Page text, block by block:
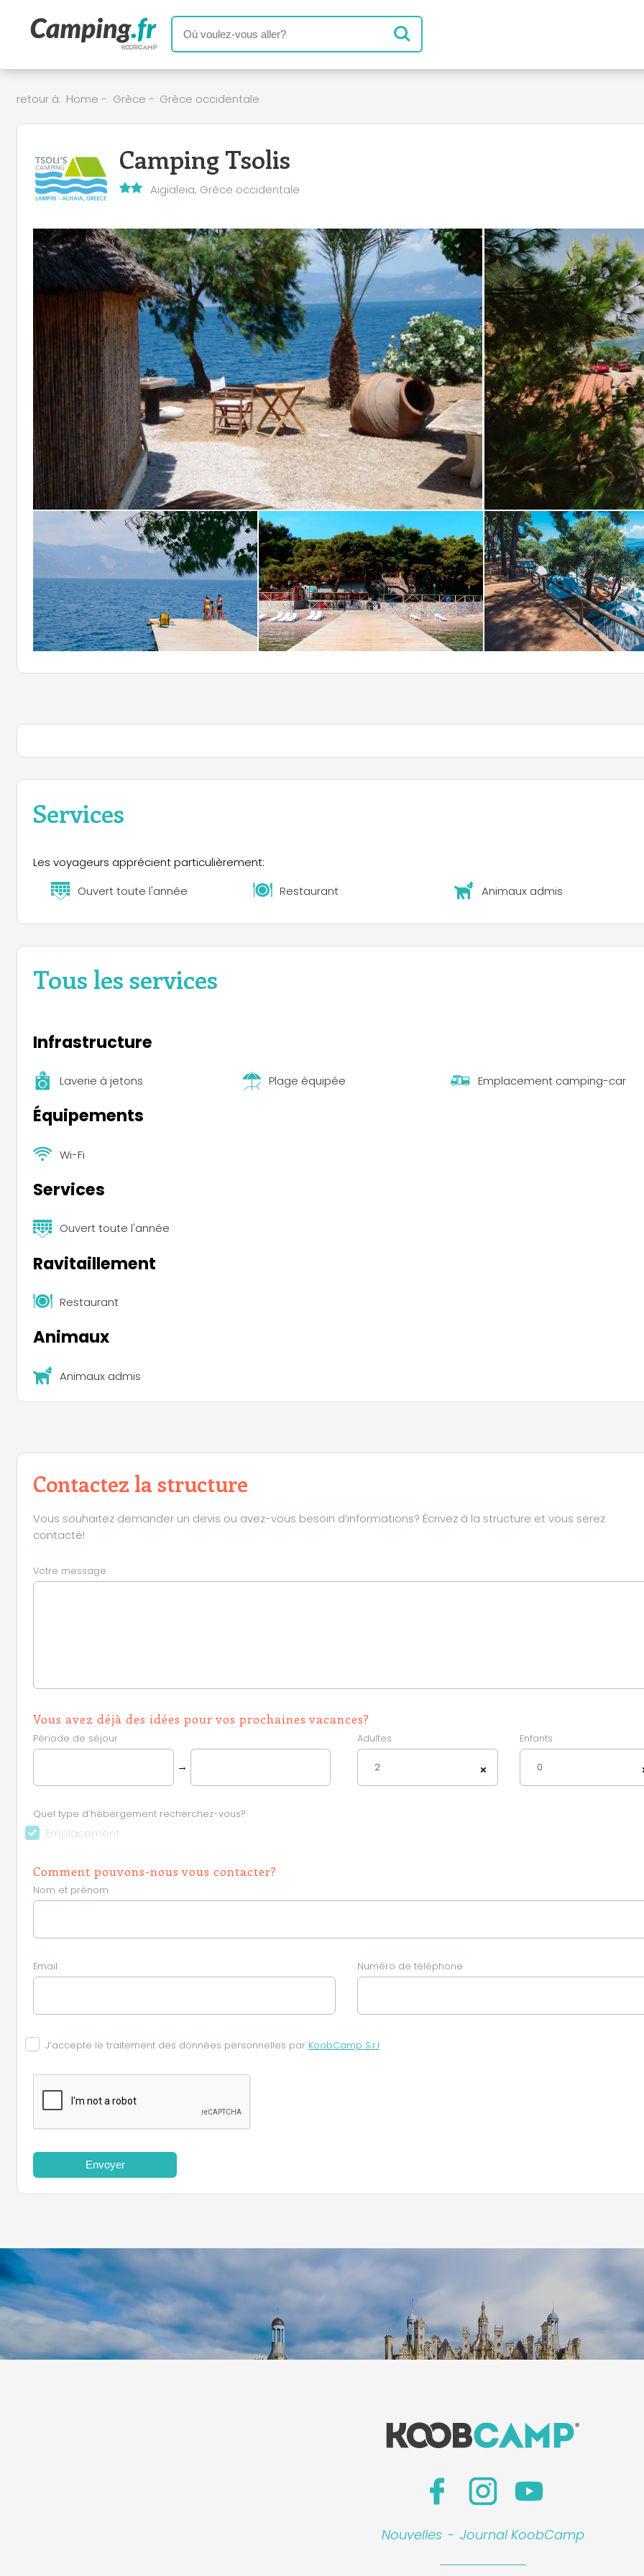
retour à: Home - Grèce - Grèce occidentale
Camping Tsolis
Aigialeia, Grèce occidentale
Services
Les voyageurs apprécient particulièrement:
Ouvert toute l'année
Restaurant Animaux admis
Tous les services
Infrastructure
Laverie à jetons Plage équipée Emplacement camping-car
Équipements
Wi-Fi
Services
Ouvert toute l'année
Ravitaillement
Restaurant
Animaux
Animaux admis
Contactez la structure
Vous souhaitez demander un devis ou avez-vous besoin d’informations? Écrivez à la structure et vous serez
contacté!
Votre message
Vous avez déjà des idées pour vos prochaines vacances?
Période de séjour
→
Adultes
×
2
Enfants
0
Quel type d’hébergement recherchez-vous?
Emplacement
Comment pouvons-nous vous contacter?
Nom et prénom
Email Numéro de téléphone
J’accepte le traitement des données personnelles par KoobCamp S.r.l
Envoyer
Nouvelles - Journal KoobCamp